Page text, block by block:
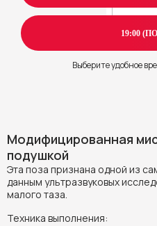
19:00
Выберите удобное
Модифицированная
подушкой
Эта поза признана одной из
данным ультразвуковых
малого таза.
Техника выполнения: